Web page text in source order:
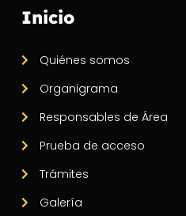
Inicio
Quiénes somos
Organigrama
Responsables de Área
Prueba de acceso
Trámites
Galería